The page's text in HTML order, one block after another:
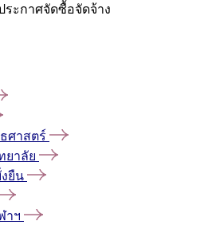
ระกาศจัดซื้อจัดจ้าง
ศาสตร์
ยาลัย
ยืน
าฯ